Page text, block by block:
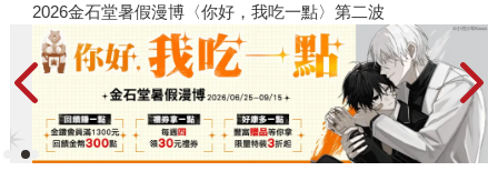
2026金石堂暑假漫博〈你好，我吃一點〉第二波